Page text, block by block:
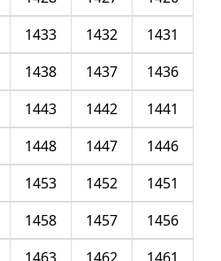
1431
1432
1433
1436
1437
1438
1441
1442
1443
1446
1447
1448
1451
1452
1453
1456
1457
1458